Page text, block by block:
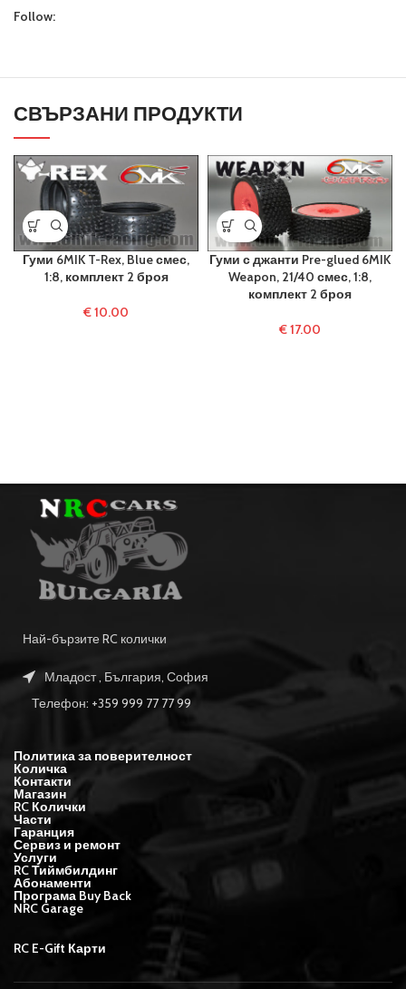
Follow:
СВЪРЗАНИ ПРОДУКТИ
Гуми 6MIK T-Rex, Blue смес,
1:8, комплект 2 броя
€10.00
Гуми с джанти Pre-glued 6MIK
Weapon, 21/40 смес, 1:8,
комплект 2 броя
€17.00
Най-бързите RC колички
Младост , България, София
Телефон: +359 999 77 77 99
Политика за поверителност
Количка
Контакти
Магазин
RC Колички
Части
Гаранция
Сервиз и ремонт
Услуги
RC Тиймбилдинг
Абонаменти
Програма Buy Back
NRC Garage
RC E-Gift Карти